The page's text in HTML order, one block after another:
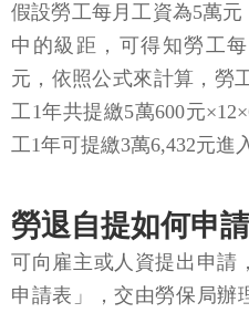
假設勞工每月工資為5萬元
中的級距，可得知勞工
元，依照公式來計算，勞
工1年共提繳5萬600元
工1年可提繳3萬6,432元進
勞退自提如何申請
可向雇主或人資提出申請
申請表」，交由勞保局辦